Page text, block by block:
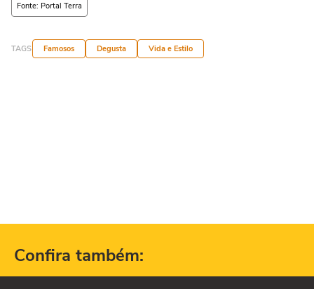
Fonte: Portal Terra
TAGS Famosos Degusta Vida e Estilo
Confira também: